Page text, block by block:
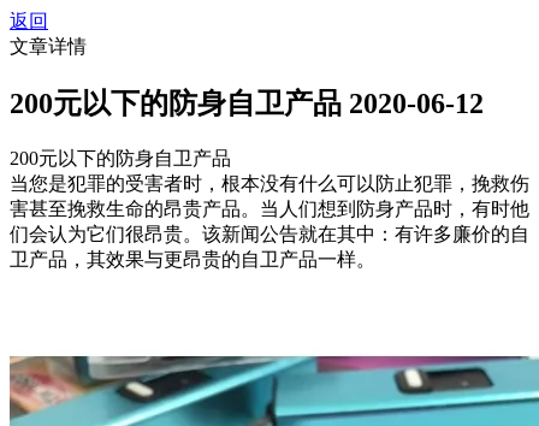
返回
文章详情
200元以下的防身自卫产品 2020-06-12
200元以下的防身自卫产品
当您是犯罪的受害者时，根本没有什么可以防止犯罪，挽救伤
害甚至挽救生命的昂贵产品。当人们想到防身产品时，有时他
们会认为它们很昂贵。该新闻公告就在其中：有许多廉价的自
卫产品，其效果与更昂贵的自卫产品一样。